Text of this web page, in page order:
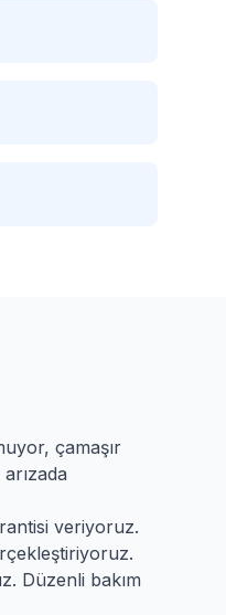
çamaşır
veriyoruz.
Düzenli bakım